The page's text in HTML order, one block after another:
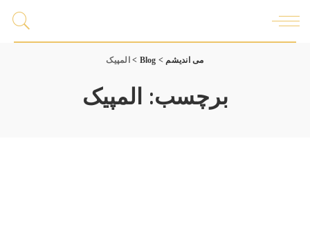
می اندیشم >
Blog
> المپیک
برچسب: المپیک